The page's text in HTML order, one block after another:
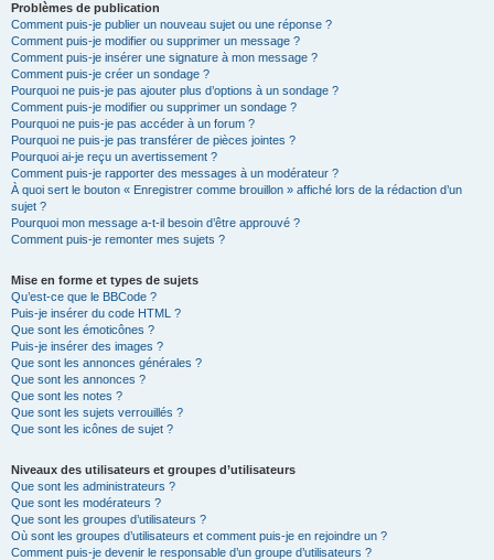
Problèmes de publication
Comment puis-je publier un nouveau sujet ou une réponse ?
Comment puis-je modifier ou supprimer un message ?
Comment puis-je insérer une signature à mon message ?
Comment puis-je créer un sondage ?
Pourquoi ne puis-je pas ajouter plus d’options à un sondage ?
Comment puis-je modifier ou supprimer un sondage ?
Pourquoi ne puis-je pas accéder à un forum ?
Pourquoi ne puis-je pas transférer de pièces jointes ?
Pourquoi ai-je reçu un avertissement ?
Comment puis-je rapporter des messages à un modérateur ?
À quoi sert le bouton « Enregistrer comme brouillon » affiché lors de la rédaction d’un
sujet ?
Pourquoi mon message a-t-il besoin d’être approuvé ?
Comment puis-je remonter mes sujets ?
Mise en forme et types de sujets
Qu’est-ce que le BBCode ?
Puis-je insérer du code HTML ?
Que sont les émoticônes ?
Puis-je insérer des images ?
Que sont les annonces générales ?
Que sont les annonces ?
Que sont les notes ?
Que sont les sujets verrouillés ?
Que sont les icônes de sujet ?
Niveaux des utilisateurs et groupes d’utilisateurs
Que sont les administrateurs ?
Que sont les modérateurs ?
Que sont les groupes d’utilisateurs ?
Où sont les groupes d’utilisateurs et comment puis-je en rejoindre un ?
Comment puis-je devenir le responsable d’un groupe d’utilisateurs ?